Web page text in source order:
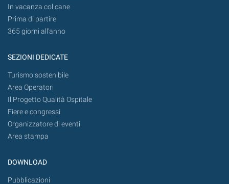
In vacanza col cane
Prima di partire
365 giorni all’anno
SEZIONI DEDICATE
Turismo sostenibile
Area Operatori
Il Progetto Qualità Ospitale
Fiere e congressi
Organizzatore di eventi
Area stampa
DOWNLOAD
Pubblicazioni